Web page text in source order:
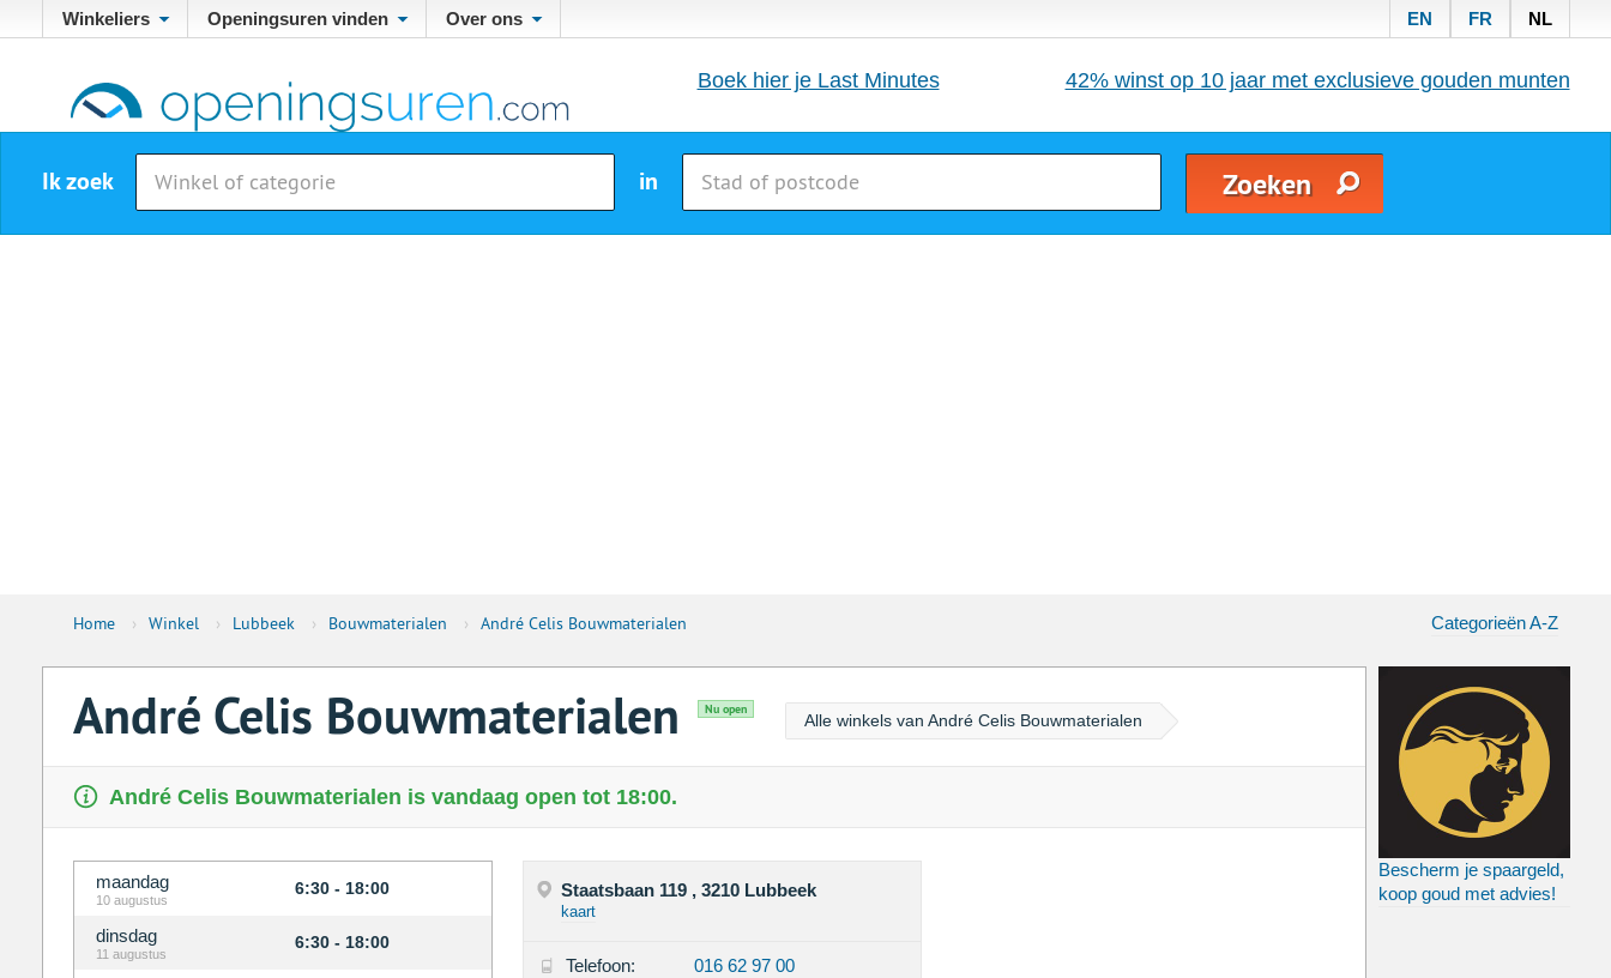
Winkeliers Openingsuren vinden Over ons EN FR NL
Boek hier je Last Minutes 42% winst op 10 jaar met exclusieve gouden munten
Ik zoek in
Home › Winkel › Lubbeek › Bouwmaterialen › André Celis Bouwmaterialen Categorieën A-Z
Bescherm je spaargeld,
koop goud met advies!
André Celis Bouwmaterialen Nu open
Alle winkels van André Celis Bouwmaterialen
André Celis Bouwmaterialen is vandaag open tot 18:00.
maandag
10 augustus
6:30 - 18:00
dinsdag
11 augustus
6:30 - 18:00
Staatsbaan 119 , 3210 Lubbeek
kaart
Telefoon:
016 62 97 00